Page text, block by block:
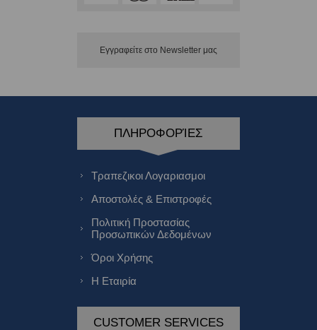
Εγγραφείτε στο Νewsletter μας
ΠΛΗΡΟΦΟΡΊΕΣ
Τραπεζικοι Λογαριασμοι
Αποστολές & Επιστροφές
Πολιτική Προστασίας
Προσωπικών Δεδομένων
Όροι Χρήσης
Η Εταιρία
CUSTOMER SERVICES